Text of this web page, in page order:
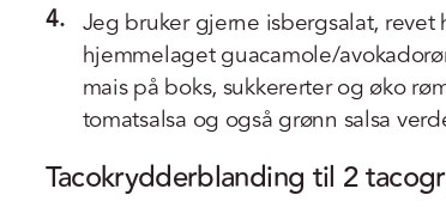
4. Jeg bruker gjerne isbergsalat, revet
hjemmelaget guacamole/
mais på boks, sukkererter og øko
tomatsalsa og også grønn salsa
Tacokrydderblanding til 2